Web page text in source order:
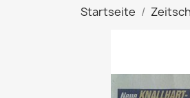
Startseite